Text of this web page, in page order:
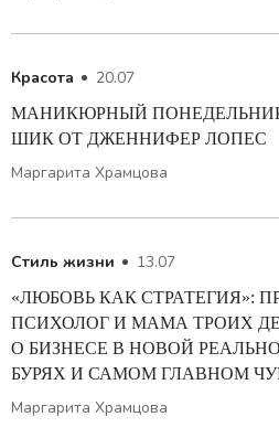
Красота 20.07
МАНИКЮРНЫЙ
ШИК ОТ ДЖЕННИФЕР ЛОПЕС
Маргарита Храмцова
Стиль жизни 13.07
«ЛЮБОВЬ КАК СТРАТЕГИЯ»:
ПСИХОЛОГ И МАМА ТРОИХ
О БИЗНЕСЕ В НОВОЙ
БУРЯХ И САМОМ ГЛАВНОМ
Маргарита Храмцова